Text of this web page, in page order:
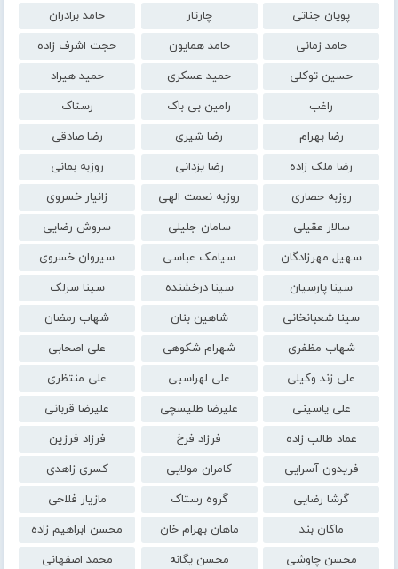
پویان جناتی
چارتار
حامد برادران
حامد زمانی
حامد همایون
حجت اشرف زاده
حسین توکلی
حمید عسکری
حمید هیراد
راغب
رامین بی باک
رستاک
رضا بهرام
رضا شیری
رضا صادقی
رضا ملک زاده
رضا یزدانی
روزبه بمانی
روزبه حصاری
روزبه نعمت الهی
زانیار خسروی
سالار عقیلی
سامان جلیلی
سروش رضایی
سهیل مهرزادگان
سیامک عباسی
سیروان خسروی
سینا پارسیان
سینا درخشنده
سینا سرلک
سینا شعبانخانی
شاهین بنان
شهاب رمضان
شهاب مظفری
شهرام شکوهی
علی اصحابی
علی زند وکیلی
علی لهراسبی
علی منتظری
علی یاسینی
علیرضا طلیسچی
علیرضا قربانی
عماد طالب زاده
فرزاد فرخ
فرزاد فرزین
فریدون آسرایی
کامران مولایی
کسری زاهدی
گرشا رضایی
گروه رستاک
مازیار فلاحی
ماکان بند
ماهان بهرام خان
محسن ابراهیم زاده
محسن چاوشی
محسن یگانه
محمد اصفهانی